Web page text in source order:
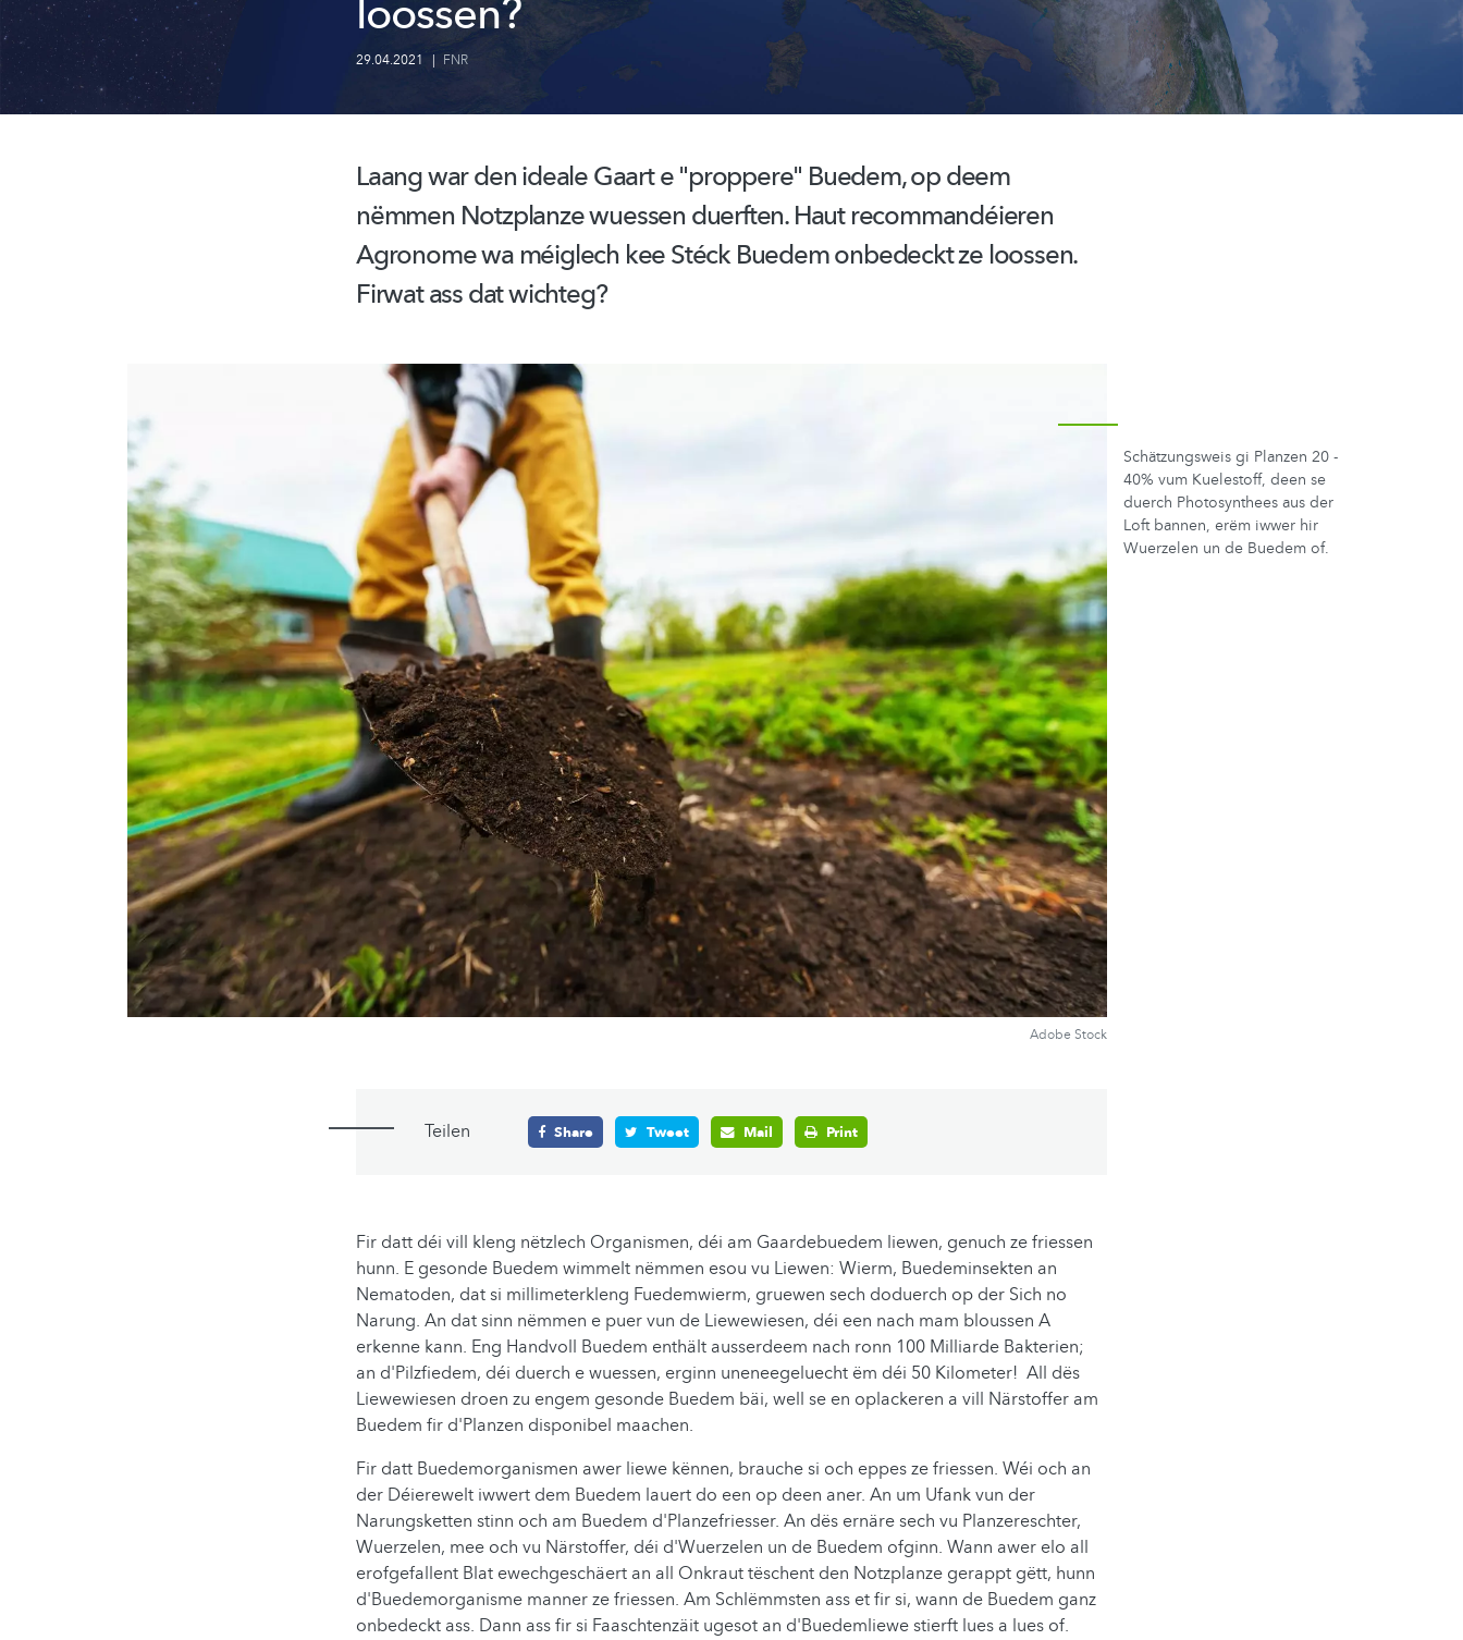
loossen?
29.04.2021 | FNR
Laang war den ideale Gaart e "proppere" Buedem, op deem
nëmmen Notzplanze wuessen duerften. Hautrecommandéieren
Agronome wa méiglech kee Stéck Buedem onbedeckt ze loossen.
Firwat ass dat wichteg?
Adobe Stock
Schätzungsweis gi Planzen 20 -
40% vum Kuelestoff, deen se
duerch Photosynthees aus der
Loft bannen, erëm iwwer hir
Wuerzelen un de Buedem of.
Teilen Share Tweet Mail Print
Fir datt déi vill kleng nëtzlech Organismen, déi am Gaardebuedem liewen, genuch ze friessen
hunn. E gesonde Buedem wimmelt nëmmen esou vu Liewen: Wierm, Buedeminsekten an
Nematoden, dat si millimeterkleng Fuedemwierm, gruewen sech doduerch op der Sich no
Narung. An dat sinn nëmmen e puer vun de Liewewiesen, déi een nach mam bloussen A
erkenne kann. Eng Handvoll Buedem enthält ausserdeem nach ronn 100 Milliarde Bakterien;
an d'Pilzfiedem, déi duerch e wuessen, erginn uneneegeluecht ëm déi 50 Kilometer! All dës
Liewewiesen droen zu engem gesonde Buedem bäi, well se en oplackeren a vill Närstoffer am
Buedem fir d'Planzen disponibel maachen.
Fir datt Buedemorganismen awer liewe kënnen, brauche si och eppes ze friessen. Wéi och an
der Déierewelt iwwert dem Buedem lauert do een op deen aner. An um Ufank vun der
Narungsketten stinn och am Buedem d'Planzefriesser. An dës ernäre sech vu Planzereschter,
Wuerzelen, mee och vu Närstoffer, déi d'Wuerzelen un de Buedem ofginn. Wann awer elo all
erofgefallent Blat ewechgeschäert an all Onkraut tëschent den Notzplanze gerappt gëtt, hunn
d'Buedemorganisme manner ze friessen. Am Schlëmmsten ass et fir si, wann de Buedem ganz
onbedeckt ass. Dann ass fir si Faaschtenzäit ugesot an d'Buedemliewe stierft lues a lues of.